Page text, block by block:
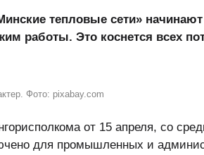
тепловые сети»
работы. Это коснется всех
Фото: pixabay.com
от 15 апреля, со
для промышленных и